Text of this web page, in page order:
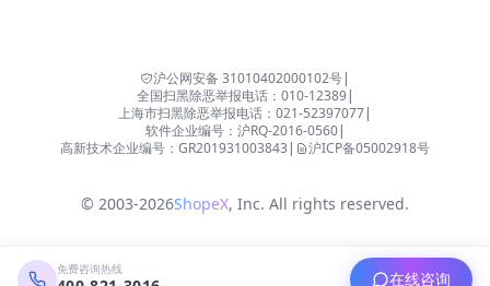
沪公网安备 31010402000102号|
全国扫黑除恶举报电话：010-12389|
上海市扫黑除恶举报电话：021-52397077|
软件企业编号：沪RQ-2016-0560|
高新技术企业编号：GR201931003843 | 沪ICP备05002918号
© 2003-2026ShopeX, Inc. All rights reserved.
免费咨询热线 在线咨询